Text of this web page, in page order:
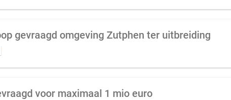
gevraagd omgeving Zutphen ter uitbreiding
voor maximaal 1 mio euro